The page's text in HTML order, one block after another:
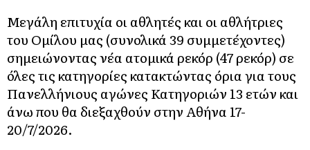
Μεγάλη επιτυχία οι αθλητές και οι αθλήτριες
του Ομίλου μας (συνολικά 39 συμμετέχοντες)
σημειώνοντας νέα ατομικά ρεκόρ (47 ρεκόρ) σε
όλες τις κατηγορίες κατακτώντας όρια για τους
Πανελλήνιους αγώνες Κατηγοριών 13 ετών και
άνω που θα διεξαχθούν στην Αθήνα 17-
20/7/2026.